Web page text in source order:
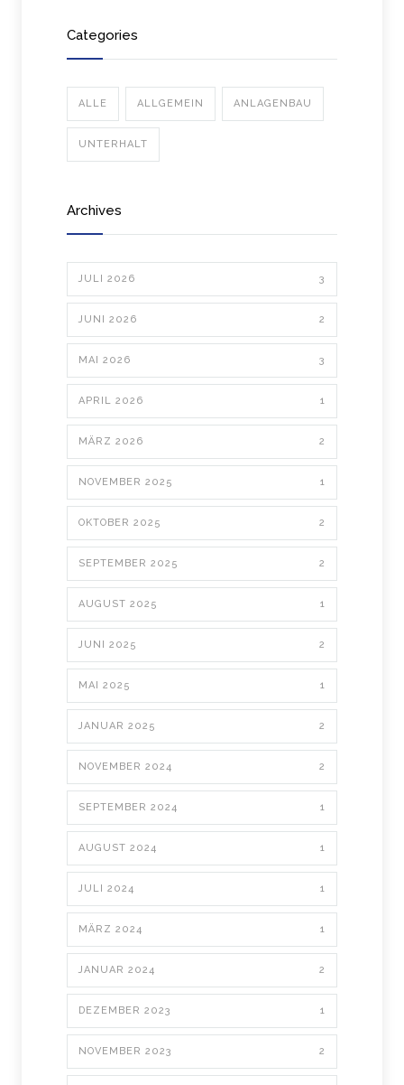
Categories
ALLE ALLGEMEIN ANLAGENBAU
UNTERHALT
Archives
JULI 2026 3
JUNI 2026 2
MAI 2026 3
APRIL 2026 1
MÄRZ 2026 2
NOVEMBER 2025 1
OKTOBER 2025 2
SEPTEMBER 2025 2
AUGUST 2025 1
JUNI 2025 2
MAI 2025 1
JANUAR 2025 2
NOVEMBER 2024 2
SEPTEMBER 2024 1
AUGUST 2024 1
JULI 2024 1
MÄRZ 2024 1
JANUAR 2024 2
DEZEMBER 2023 1
NOVEMBER 2023 2